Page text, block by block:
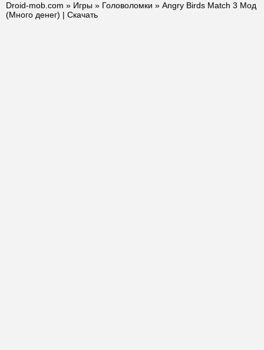
Droid-mob.com » Игры » Головоломки » Angry Birds Match 3 Мод
(Много денег) | Скачать